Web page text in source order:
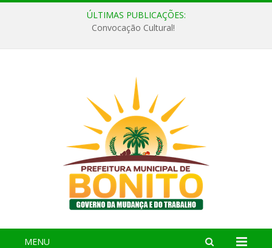
ÚLTIMAS PUBLICAÇÕES:
Convocação Cultural!
MENU